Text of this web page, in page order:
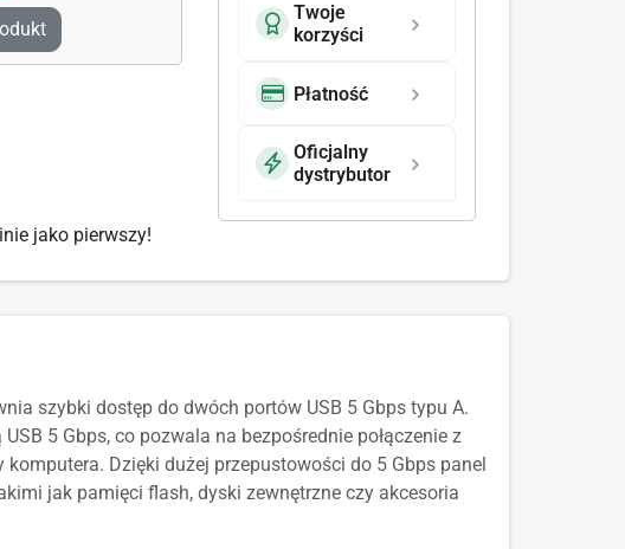
Twoje
korzyści
Płatność
Oficjalny
dystrybutor
jako pierwszy!
szybki dostęp do dwóch portów USB 5 Gbps typu A.
5 Gbps, co pozwala na bezpośrednie połączenie z
Dzięki dużej przepustowości do 5 Gbps panel
jak pamięci flash, dyski zewnętrzne czy akcesoria